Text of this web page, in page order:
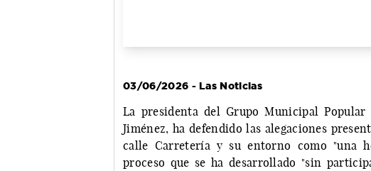
03/06/2026 - Las Noticias
La presidenta del Grupo Municipal
Jiménez, ha defendido las alegaciones
calle Carretería y su entorno como "una
proceso que se ha desarrollado "sin